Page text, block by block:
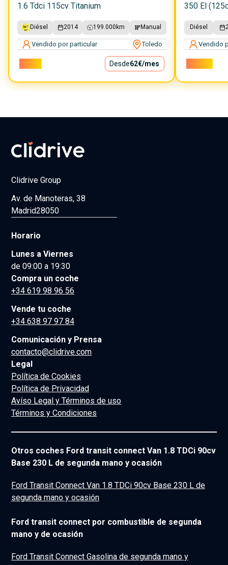
1.6 Tdci 115cv Titanium
Diésel 2014 199.000 km Manual
Vendido por particular Toledo
Desde62€/mes
350 El
Diésel
Vendido
Clidrive Group
Av. de Manoteras, 38
Madrid28050
Horario
Lunes a Viernes
de 09:00 a 19:30
Compra un coche
+34 619 98 96 56
Vende tu coche
+34 638 97 97 84
Comunicación y Prensa
contacto@clidrive.com
Legal
Política de Cookies
Política de Privacidad
Avíso Legal y Términos de uso
Términos y Condiciones
Otros coches Ford transit connect Van 1.8 TDCi 90cv
Base 230 L de segunda mano y ocasión
Ford Transit Connect Van 1.8 TDCi 90cv Base 230 L de
segunda mano y ocasión
Ford transit connect por combustible de segunda
mano y de ocasión
Ford Transit Connect Gasolina de segunda mano y